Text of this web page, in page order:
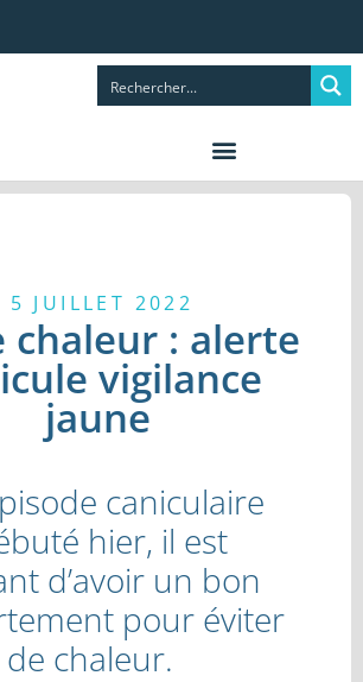
5 JUILLET 2022
chaleur : alerte
vigilance
jaune
caniculaire
hier, il est
d’avoir un bon
pour éviter
chaleur.